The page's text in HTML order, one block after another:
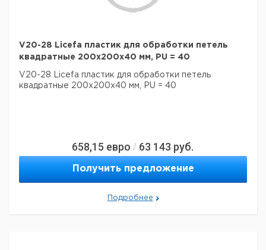
V20-28 Licefa пластик для обработки петель
квадратные 200x200x40 мм, PU = 40
V20-28 Licefa пластик для обработки петель
квадратные 200x200x40 мм, PU = 40
658,15 евро / 63 143 руб.
Получить предложение
Подробнее